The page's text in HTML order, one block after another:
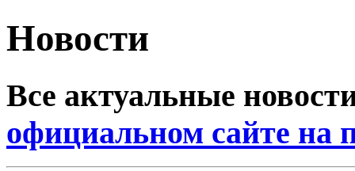
Новости
Все актуальные
официальном сайте